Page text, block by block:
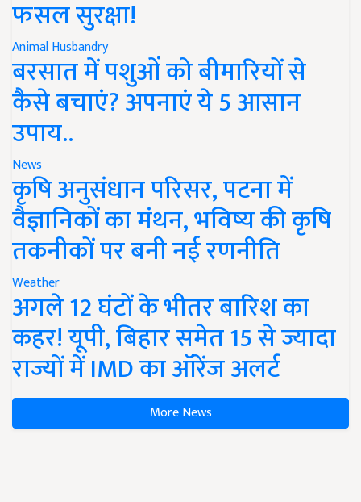
फसल सुरक्षा!
Animal Husbandry
बरसात में पशुओं को बीमारियों से
कैसे बचाएं? अपनाएं ये 5 आसान
उपाय..
News
कृषि अनुसंधान परिसर, पटना में
वैज्ञानिकों का मंथन, भविष्य की कृषि
तकनीकों पर बनी नई रणनीति
Weather
अगले 12 घंटों के भीतर बारिश का
कहर! यूपी, बिहार समेत 15 से ज्यादा
राज्यों में IMD का ऑरेंज अलर्ट
More News